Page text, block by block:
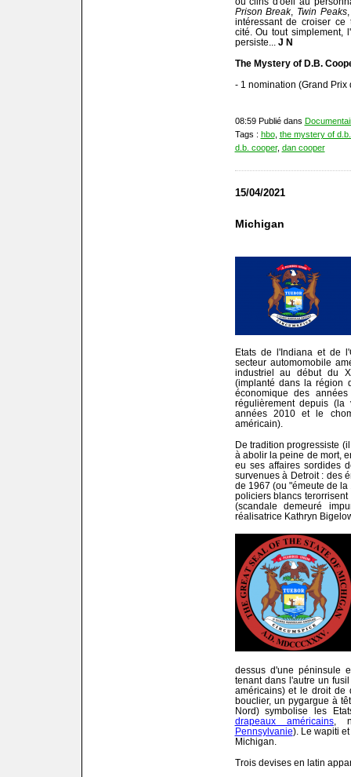
Prison Break, Twin Peaks
intéressant de croiser ce
cité. Ou tout simplement,
persiste... J N
The Mystery of D.B.
- 1 nomination (Grand Prix
08:59 Publié dans
Tags : hbo, the mystery of
d.b. cooper, dan cooper
15/04/2021
Michigan
Etats de l'Indiana et de
secteur automomobile
industriel au début du
(implanté dans la région
économique des
régulièrement depuis
années 2010 et le
américain).
De tradition progressiste
à abolir la peine de mort,
eu ses affaires sordides
survenues à Detroit : des
de 1967 (ou "émeute de
policiers blancs
(scandale demeuré
réalisatrice Kathryn
dessus d'une péninsule
tenant dans l'autre un
américains) et le droit de
bouclier, un pygargue à
Nord) symbolise les
drapeaux américains,
Pennsylvanie). Le wapiti
Michigan.
Trois devises en latin